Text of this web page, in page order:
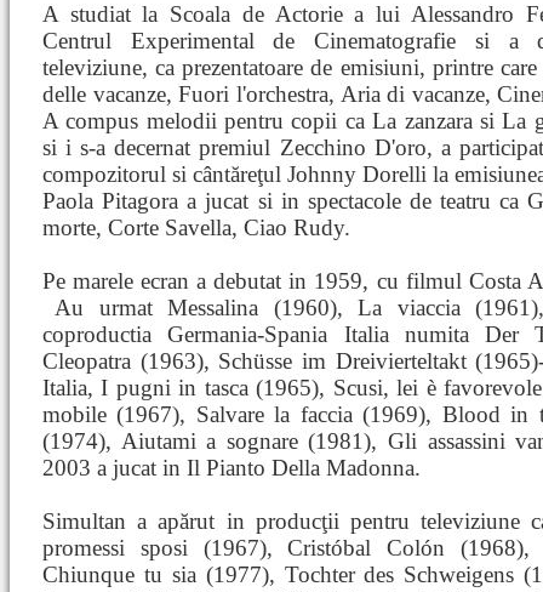
A studiat la Scoala de Actorie a lui Alessandro
Centrul Experimental de Cinematografie si a
televiziune, ca prezentatoare de emisiuni, printre
delle vacanze, Fuori l'orchestra, Aria di vacanze,
A compus melodii pentru copii ca La zanzara si La
si i s-a decernat premiul Zecchino D'oro, a
compozitorul si cântăreţul Johnny Dorelli la
Paola Pitagora a jucat si in spectacole de teatru ca
morte, Corte Savella, Ciao Rudy.
Pe marele ecran a debutat in 1959, cu filmul Costa
Au urmat Messalina (1960), La viaccia
coproductia Germania-Spania Italia numita Der
Cleopatra (1963), Schüsse im Dreivierteltakt
Italia, I pugni in tasca (1965), Scusi, lei è
mobile (1967), Salvare la faccia (1969), Blood in
(1974), Aiutami a sognare (1981), Gli assassini
2003 a jucat in Il Pianto Della Madonna.
Simultan a apărut in producţii pentru televiziune
promessi sposi (1967), Cristóbal Colón
Chiunque tu sia (1977), Tochter des Schweigens